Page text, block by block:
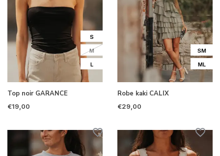
S
M
L
Top noir GARANCE
€19,00
SM
ML
Robe kaki CALIX
€29,00